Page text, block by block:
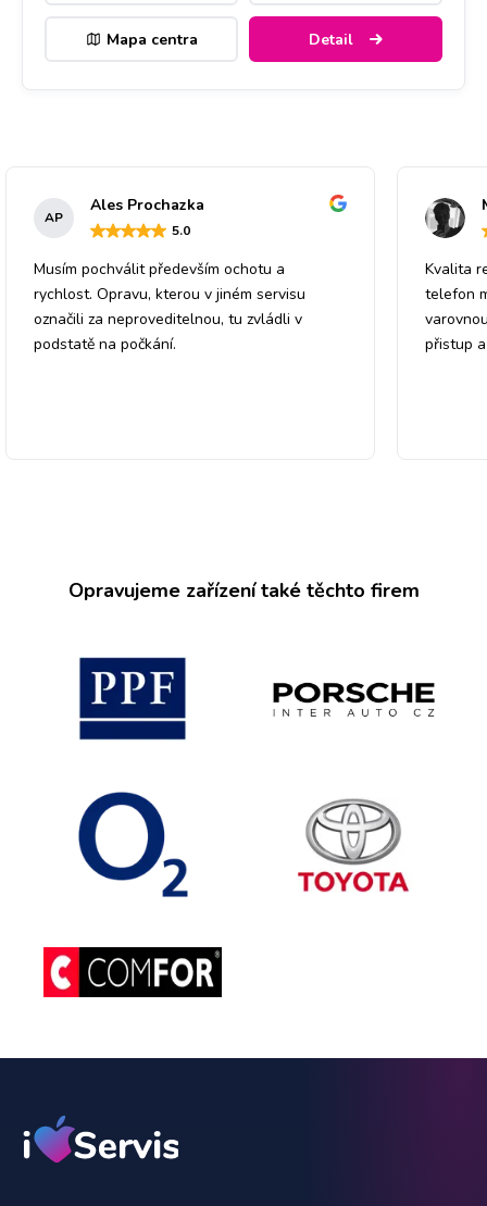
Mapa centra Detail
AP
Ales Prochazka
5.0
Musím pochválit především ochotu a
rychlost. Opravu, kterou v jiném servisu
označili za neproveditelnou, tu zvládli v
podstatě na počkání.
Kvalita
telefon
přistup
Opravujeme zařízení také těchto firem